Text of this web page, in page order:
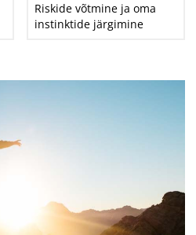
Riskide võtmine ja oma
instinktide järgimine